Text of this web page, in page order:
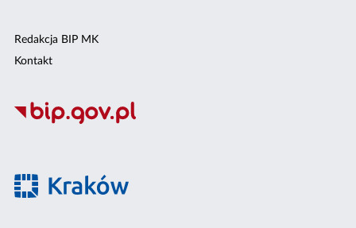
Redakcja BIP MK
Kontakt